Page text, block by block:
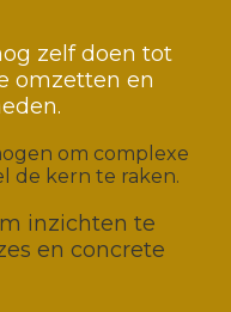
zelf doen tot
omzetten en
om complexe
de kern te raken.
inzichten te
en concrete